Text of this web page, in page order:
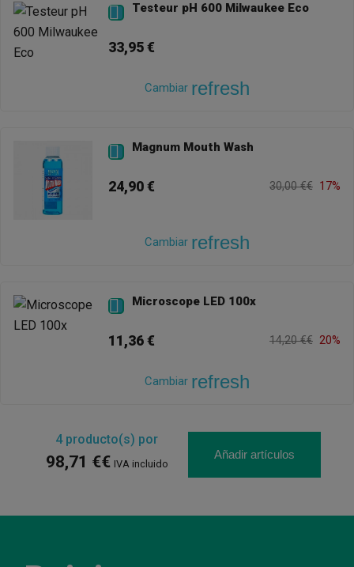
 Testeur pH 600 Milwaukee Eco
33,95 €
Cambiar refresh
 Magnum Mouth Wash
24,90 € 30,00 €€ 17%
Cambiar refresh
 Microscope LED 100x
11,36 € 14,20 €€ 20%
Cambiar refresh
4producto(s) por
98,71 €€ IVA incluido
Añadir artículos